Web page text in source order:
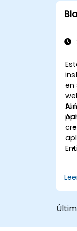
en
Al